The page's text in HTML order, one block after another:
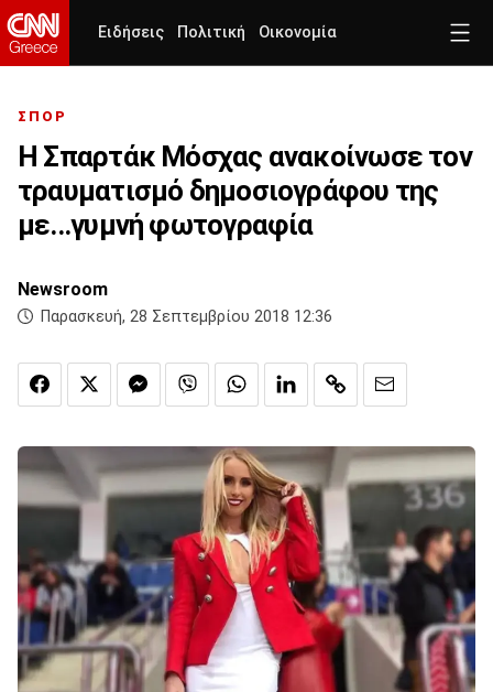
Ειδήσεις Πολιτική Οικονομία
ΣΠΟΡ
Η Σπαρτάκ Μόσχας ανακοίνωσε τον
τραυματισμό δημοσιογράφου της
με...γυμνή φωτογραφία
Newsroom
Παρασκευή, 28 Σεπτεμβρίου 2018 12:36